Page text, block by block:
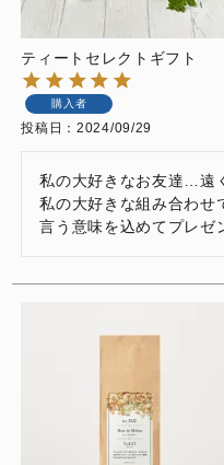
ティートセレクトギフト
購入者
投稿日 2024/09/29
私の大好きなお友達…遠
私の大好きな組み合わせ
言う意味を込めてプレゼ